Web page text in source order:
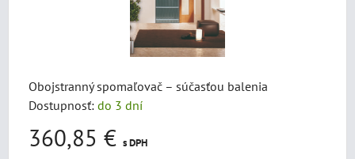
Obojstranný spomaľovač – súčasťou balenia
Dostupnosť: do 3 dní
360,85 € s DPH